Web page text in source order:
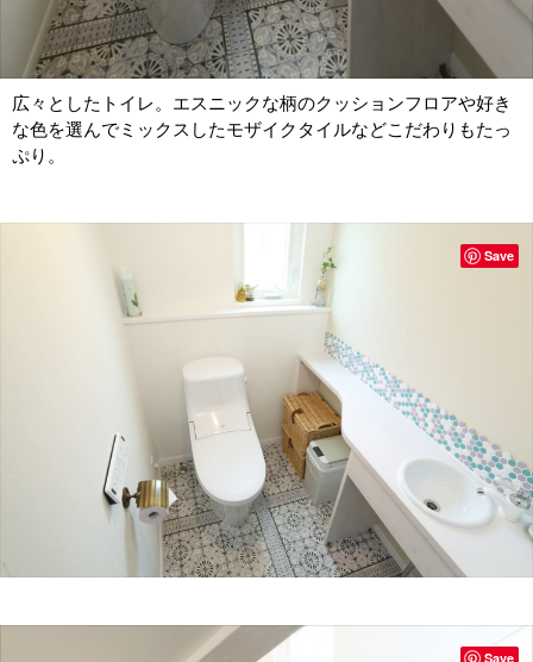
広々としたトイレ。エスニックな柄のクッションフロアや好き
な色を選んでミックスしたモザイクタイルなどこだわりもたっ
ぷり。
Save
Save